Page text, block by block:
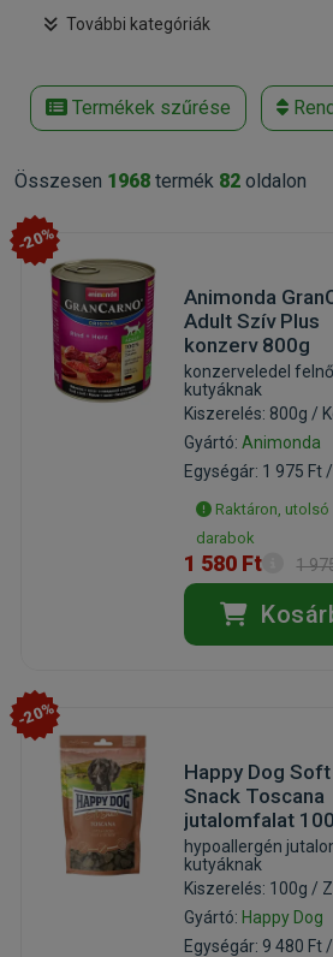
További kategóriák
Termékek szűrése
Összesen 1968 termék 82 oldalon
-20%
Animonda
Adult Szív Plus
konzerv 800g
konzerveledel
kutyáknak
Kiszerelés: 800g /
Gyártó: Animonda
Egységár: 1 975 Ft
Raktáron, utolsó
darabok
1 580 Ft 1
-20%
Happy Dog Soft
Snack Toscana
jutalomfalat
hypoallergén
kutyáknak
Kiszerelés: 100g /
Gyártó: Happy Dog
Egységár: 9 480 Ft